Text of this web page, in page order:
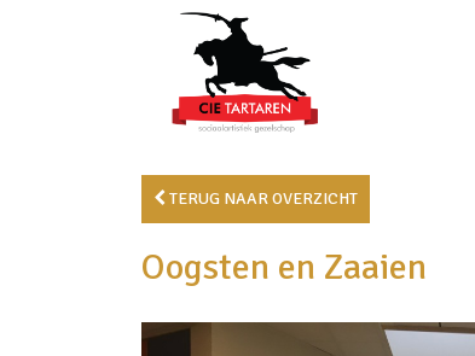
TERUG NAAR OVERZICHT
Oogsten en Zaaien